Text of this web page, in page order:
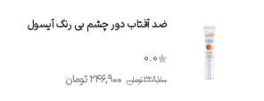
ضد آفتاب دور چشم بی رنگ آیسول
0.0
328,700تومان 246,900تومان